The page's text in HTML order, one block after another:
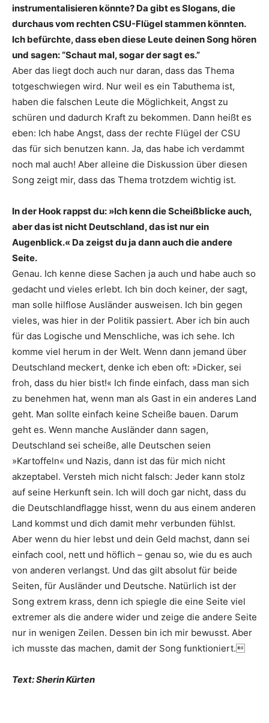
instrumentalisieren könnte? Da gibt es Slogans, die
durchaus vom rechten CSU-Flügel stammen könnten.
Ich befürchte, dass eben diese Leute deinen Song hören
und sagen: “Schaut mal, sogar der sagt es.”
Aber das liegt doch auch nur daran, dass das Thema
totgeschwiegen wird. Nur weil es ein Tabuthema ist,
haben die falschen Leute die Möglichkeit, Angst zu
schüren und dadurch Kraft zu bekommen. Dann heißt es
eben: Ich habe Angst, dass der rechte Flügel der CSU
das für sich benutzen kann. Ja, das habe ich verdammt
noch mal auch! Aber alleine die Diskussion über diesen
Song zeigt mir, dass das Thema trotzdem wichtig ist.
In der Hook rappst du: »Ich kenn die Scheißblicke auch,
aber das ist nicht Deutschland, das ist nur ein
Augenblick.« Da zeigst du ja dann auch die andere
Seite.
Genau. Ich kenne diese Sachen ja auch und habe auch so
gedacht und vieles erlebt. Ich bin doch keiner, der sagt,
man solle hilflose Ausländer ausweisen. Ich bin gegen
vieles, was hier in der Politik passiert. Aber ich bin auch
für das Logische und Menschliche, was ich sehe. Ich
komme viel herum in der Welt. Wenn dann jemand über
Deutschland meckert, denke ich eben oft: »Dicker, sei
froh, dass du hier bist!« Ich finde einfach, dass man sich
zu benehmen hat, wenn man als Gast in ein anderes Land
geht. Man sollte einfach keine Scheiße bauen. Darum
geht es. Wenn manche Ausländer dann sagen,
Deutschland sei scheiße, alle Deutschen seien
»Kartoffeln« und Nazis, dann ist das für mich nicht
akzeptabel. Versteh mich nicht falsch: Jeder kann stolz
auf seine Herkunft sein. Ich will doch gar nicht, dass du
die Deutschlandflagge hisst, wenn du aus einem anderen
Land kommst und dich damit mehr verbunden fühlst.
Aber wenn du hier lebst und dein Geld machst, dann sei
einfach cool, nett und höflich – genau so, wie du es auch
von anderen ver­langst. Und das gilt absolut für beide
Seiten, für Ausländer und Deutsche. Natürlich ist der
Song extrem krass, denn ich spiegle die eine Seite viel
extremer als die andere wider und zeige die andere Seite
nur in wenigen Zeilen. Dessen bin ich mir bewusst. Aber
ich musste das machen, damit der Song funktioniert.
Text: Sherin Kürten